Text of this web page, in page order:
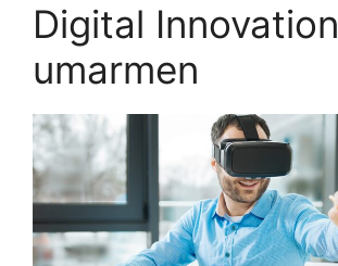
Digital Innovation
umarmen